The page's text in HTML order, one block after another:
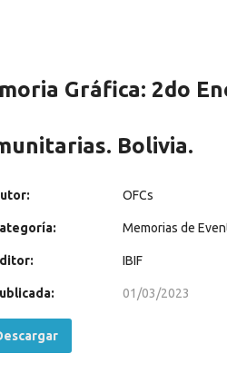
Gráfica: 2do
Bolivia.
OFCs
Memorias de
IBIF
01/03/2023